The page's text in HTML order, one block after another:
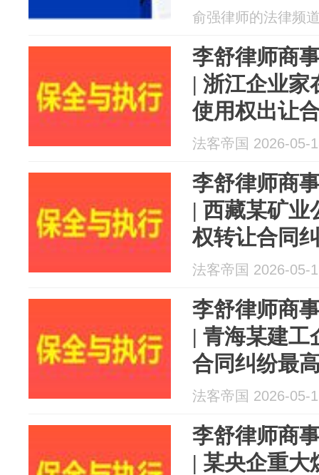
俞强律师的法律频
李舒律师商
| 浙江企业家
使用权出让
案
法客帝国 2026-05-
李舒律师商
| 西藏某矿业
权转让合同
法客帝国 2026-05-
李舒律师商
| 青海某建工
合同纠纷最
法客帝国 2026-05-
李舒律师商
| 某央企重大